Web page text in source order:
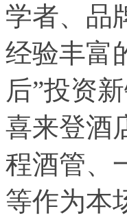
学者、品
经验丰富
后”投资
喜来登酒
程酒管、
等作为本